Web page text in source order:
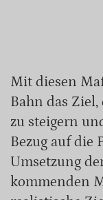
Mit diesen
Bahn das
zu steigern
Bezug auf die
Umsetzung
kommenden